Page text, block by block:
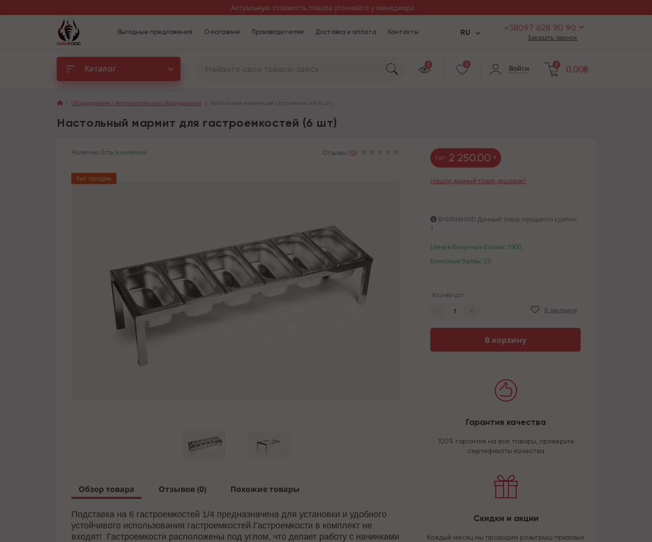
Актуальную стоимость товара уточняйте у менеджера
Выгодные предложения О магазине Производителям Доставка и оплата Контакты RU +38097 628 90 90
Заказать звонок
Каталог 0 0 Войти 0 0.00₴
Оборудование / вспомогательное оборудование Настольный мармит для гастроемкостей (6 шт)
Настольный мармит для гастроемкостей (6 шт)
Наличие: Есть в наличии Отзывы: (0)
Хит продаж
Обзор товара Отзывов (0) Похожие товары
Подставка на 6 гастроемкостей 1/4 предназначена для установки и удобного
устойчивого использования гастроемкостей.Гастроемкости в комплект не
входят!
Гастроемкости расположены под углом, что делает работу с начинками
1 шт. 2 250.00 ₴
Нашли данный товар дешевле?
ВНИМАНИЕ! Данный товар продается кратно:
1
Цена в бонусных баллах: 1900
Бонусные баллы: 23
Кол-во шт:
-
+ В закладки
В корзину
Гарантия качества
100% гарантия на все товары, проверьте
сертификаты качества
Скидки и акции
Каждый месяц мы проводим розыгрыш призовых